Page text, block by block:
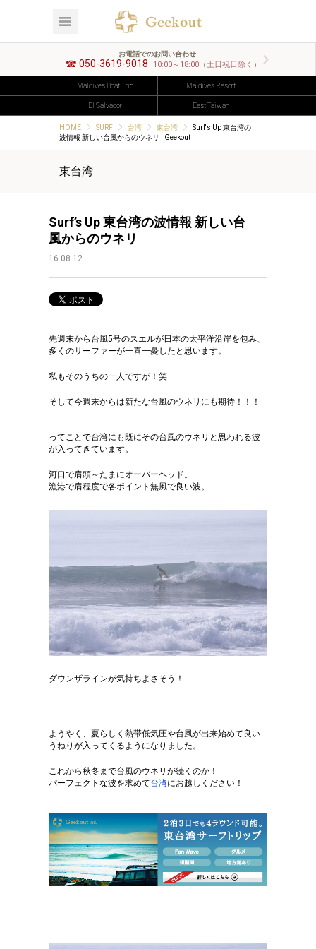
お電話でのお問い合わせ
050-3619-9018 10:00～18:00（土日祝日除く）
Maldives Boat Trip Maldives Resort
El Salvador East Taiwan
HOME SURF 台湾 東台湾
Surf's Up 東台湾の
波情報 新しい台風からのウネリ | Geekout
東台湾
Surf’s Up 東台湾の波情報 新しい台
風からのウネリ
16.08.12
先週末から台風5号のスエルが日本の太平洋沿岸を包み、
多くのサーファーが一喜一憂したと思います。
私もそのうちの一人ですが！笑
そして今週末からは新たな台風のウネリにも期待！！！
ってことで台湾にも既にその台風のウネリと思われる波
が入ってきています。
河口で肩頭～たまにオーバーヘッド。
漁港で肩程度で各ポイント無風で良い波。
ダウンザラインが気持ちよさそう！
ようやく、夏らしく熱帯低気圧や台風が出来始めて良い
うねりが入ってくるようになりました。
これから秋冬まで台風のウネリが続くのか！
パーフェクトな波を求めて台湾にお越しください！